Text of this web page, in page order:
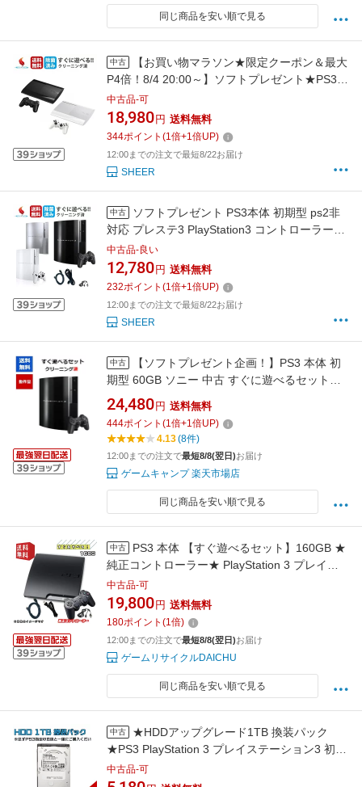
同じ商品を安い順で見る
中古
【お買い物マラソン★限定クーポン＆最大
P4倍！8/4 20:00～】ソフトプレゼント★PS3
プレイステーション3 プレステ3 CECH-4000B
C PlayStation 3 250GB 500GBすぐ遊べるセッ
ト コントローラー付 SONY チャコールブラッ
ク/クラシックホワイト 本体 中古
中古品-可
18,980 円 送料無料
344ポイント (1倍+1倍UP)
12:00までの注文で最短8/22お届け
SHEER
中古
ソフトプレゼント PS3本体 初期型 ps2非
対応 プレステ3 PlayStation3 コントローラー
PS 3 コントローラー ブラック ホワイト シルバ
ー セット CECHH00 CECHL00 CECHQ00
40GB 80GB 160GBプレイステーション3 厚型
除菌済み 送料無料 保証あり 中古
中古品-良い
12,780 円 送料無料
232ポイント (1倍+1倍UP)
12:00までの注文で最短8/22お届け
SHEER
中古
【ソフトプレゼント企画！】PS3 本体 初
期型 60GB ソニー 中古 すぐに遊べるセット
HDMIケーブル付き SONY CECHA00【中古】
【ソフトプレゼントの詳細は商品説明の画像を
クリック！】
24,480 円 送料無料
444ポイント (1倍+1倍UP)
4.13(8件)
12:00までの注文で最短8/8(翌日)お届け
ゲームキャンプ 楽天市場店
同じ商品を安い順で見る
中古
PS3 本体 【すぐ遊べるセット】160GB ★
純正コントローラー★ PlayStation 3 プレイス
テーション3 本体 (CECH-2000-3000) ☆キャン
ペーン対象商品☆
中古品-可
19,800 円 送料無料
180ポイント (1倍)
12:00までの注文で最短8/8(翌日)お届け
ゲームリサイクルDAICHU
同じ商品を安い順で見る
中古
★HDDアップグレード1TB 換装パック
★PS3 PlayStation 3 プレイステーション3 初期
型 60G 【組み合わせ販売専用商品】※PS3本体
(全機種対応可)とセットでお買い求めください
中古品-可